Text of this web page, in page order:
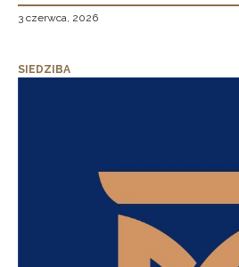
3 czerwca, 2026
SIEDZIBA